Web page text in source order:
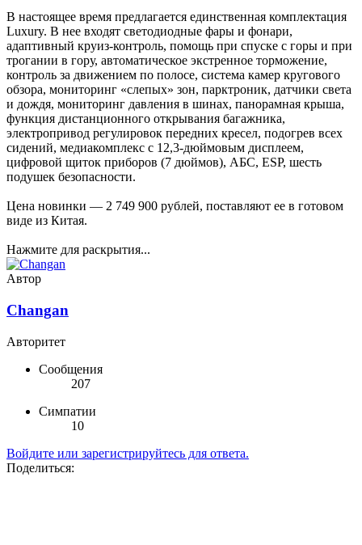
В настоящее время предлагается единственная комплектация
Luxury. В нее входят светодиодные фары и фонари,
адаптивный круиз-контроль, помощь при спуске с горы и при
трогании в гору, автоматическое экстренное торможение,
контроль за движением по полосе, система камер кругового
обзора, мониторинг «слепых» зон, парктроник, датчики света
и дождя, мониторинг давления в шинах, панорамная крыша,
функция дистанционного открывания багажника,
электропривод регулировок передних кресел, подогрев всех
сидений, медиакомплекс с 12,3-дюймовым дисплеем,
цифровой щиток приборов (7 дюймов), АБС, ESP, шесть
подушек безопасности.
Цена новинки — 2 749 900 рублей, поставляют ее в готовом
виде из Китая.
Нажмите для раскрытия...
Автор
Changan
Авторитет
Сообщения
207
Симпатии
10
Войдите или зарегистрируйтесь для ответа.
Поделиться: